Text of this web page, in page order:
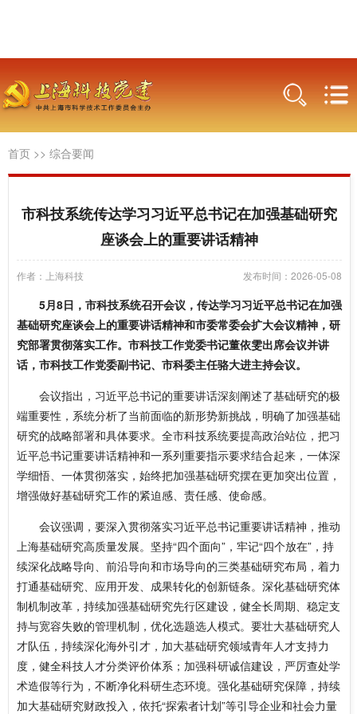
首页 >> 综合要闻
市科技系统传达学习习近平总书记在加强基础研究
座谈会上的重要讲话精神
作者：上海科技 发布时间：2026-05-08
5月8日，市科技系统召开会议，传达学习习近平总书记在加强
基础研究座谈会上的重要讲话精神和市委常委会扩大会议精神，研
究部署贯彻落实工作。市科技工作党委书记董依雯出席会议并讲
话，市科技工作党委副书记、市科委主任骆大进主持会议。
会议指出，习近平总书记的重要讲话深刻阐述了基础研究的极
端重要性，系统分析了当前面临的新形势新挑战，明确了加强基础
研究的战略部署和具体要求。全市科技系统要提高政治站位，把习
近平总书记重要讲话精神和一系列重要指示要求结合起来，一体深
学细悟、一体贯彻落实，始终把加强基础研究摆在更加突出位置，
增强做好基础研究工作的紧迫感、责任感、使命感。
会议强调，要深入贯彻落实习近平总书记重要讲话精神，推动
上海基础研究高质量发展。坚持“四个面向”，牢记“四个放在”，持
续深化战略导向、前沿导向和市场导向的三类基础研究布局，着力
打通基础研究、应用开发、成果转化的创新链条。深化基础研究体
制机制改革，持续加强基础研究先行区建设，健全长周期、稳定支
持与宽容失败的管理机制，优化选题选人模式。要壮大基础研究人
才队伍，持续深化海外引才，加大基础研究领域青年人才支持力
度，健全科技人才分类评价体系；加强科研诚信建设，严厉查处学
术造假等行为，不断净化科研生态环境。强化基础研究保障，持续
加大基础研究财政投入，依托“探索者计划”等引导企业和社会力量